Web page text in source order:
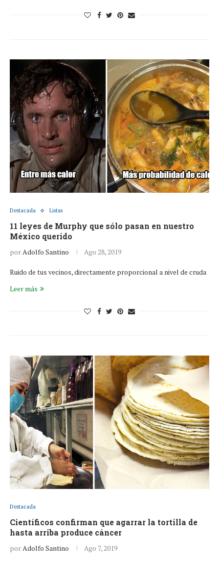
Destacada Listas
11 leyes de Murphy que sólo pasan en nuestro
México querido
porAdolfo Santino Ago 28, 2019
Ruido de tus vecinos, directamente proporcional a nivel de cruda
Leer más
Destacada
Científicos confirman que agarrar la tortilla de
hasta arriba produce cáncer
porAdolfo Santino Ago 7, 2019